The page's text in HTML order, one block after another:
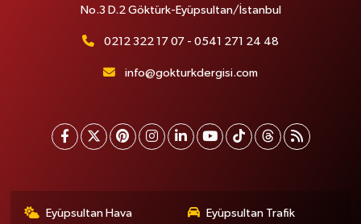
No.3 D.2 Göktürk-Eyüpsultan/İstanbul
0212 322 17 07 - 0541 271 24 48
info@gokturkdergisi.com
Eyüpsultan Hava
Eyüpsultan Trafik